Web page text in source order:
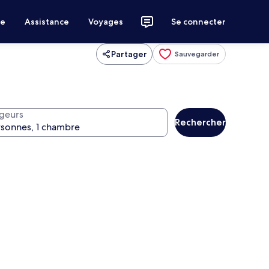
Assistance Voyages Se connecter
Partager Sauvegarder
Rechercher